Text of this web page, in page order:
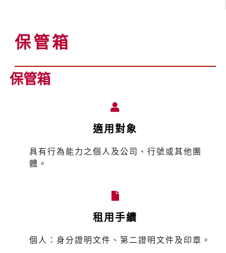
保管箱
保管箱
適用對象
具有行為能力之個人及公司、行號或其他團
體。
租用手續
個人： 身分證明文件、第二證明文件及印章。